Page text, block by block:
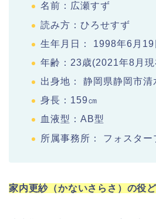
名前：広瀬すず
読み方：ひろせすず
生年月日： 1998年6月19
年齢：23歳(2021年8月現
出身地： 静岡県静岡市清
身長：159㎝
血液型：AB型
所属事務所： フォスター
家内更紗（かないさらさ）の役